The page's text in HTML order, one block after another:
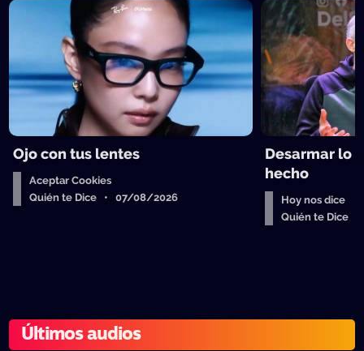
Ojo con tus lentes
Aceptar Cookies
Quién te Dice • 07/08/2026
Desarmar lo
hecho
Hoy nos dice
Quién te Dice
Últimos audios